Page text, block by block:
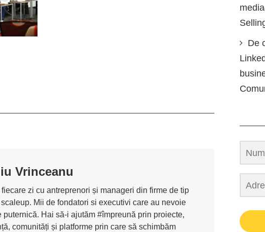
Vrinceanu
fiecare zi cu antreprenori și manageri din firme de tip
Mii de fondatori si executivi care au nevoie
puternică. Hai să-i ajutăm #împreună prin proiecte,
comunități și platforme prin care să schimbăm
De